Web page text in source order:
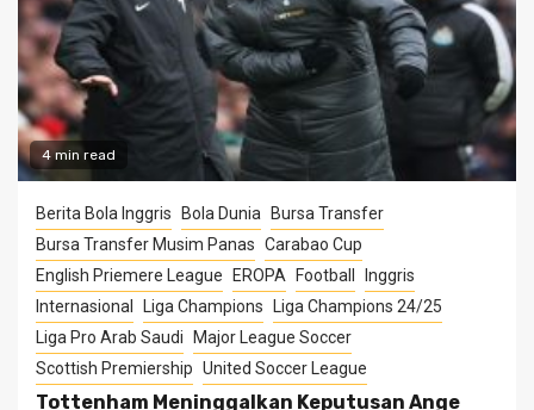
4 min read
Berita Bola Inggris Bola Dunia
Bursa Transfer
Bursa Transfer Musim Panas Carabao Cup
English Priemere League
EROPA Football
Inggris
Internasional
Liga Champions
Liga Champions 24/25
Liga Pro Arab Saudi
Major League Soccer
Scottish Premiership United Soccer League
Tottenham Meninggalkan Keputusan Ange